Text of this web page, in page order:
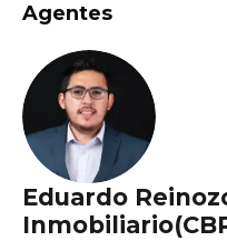
Agentes
Eduardo